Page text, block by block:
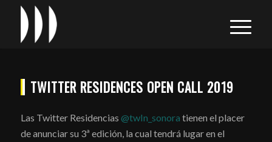
TWITTER RESIDENCES OPEN CALL 2019
Las Twitter Residencias @twIn_sonora tienen el placer
de anunciar su 3ª edición, la cual tendrá lugar en el